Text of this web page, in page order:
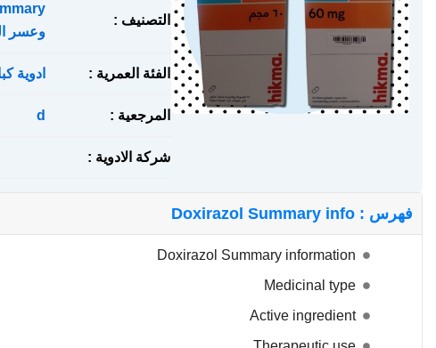
التصنيف :
وعسر
الفئة العمرية : ادوية
المرجعية : d
شركة الادوية :
فهرس : Doxirazol Summary info
Doxirazol Summary information
Medicinal type
Active ingredient